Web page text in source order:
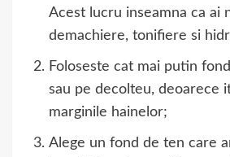
Acest lucru inseamna ca ai
demachiere, tonifiere si
Foloseste cat mai putin
sau pe decolteu, deoarece
marginile hainelor;
Alege un fond de ten care